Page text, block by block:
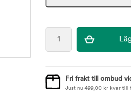
Fri frakt till ombud
Just nu 499,00 kr kvar till